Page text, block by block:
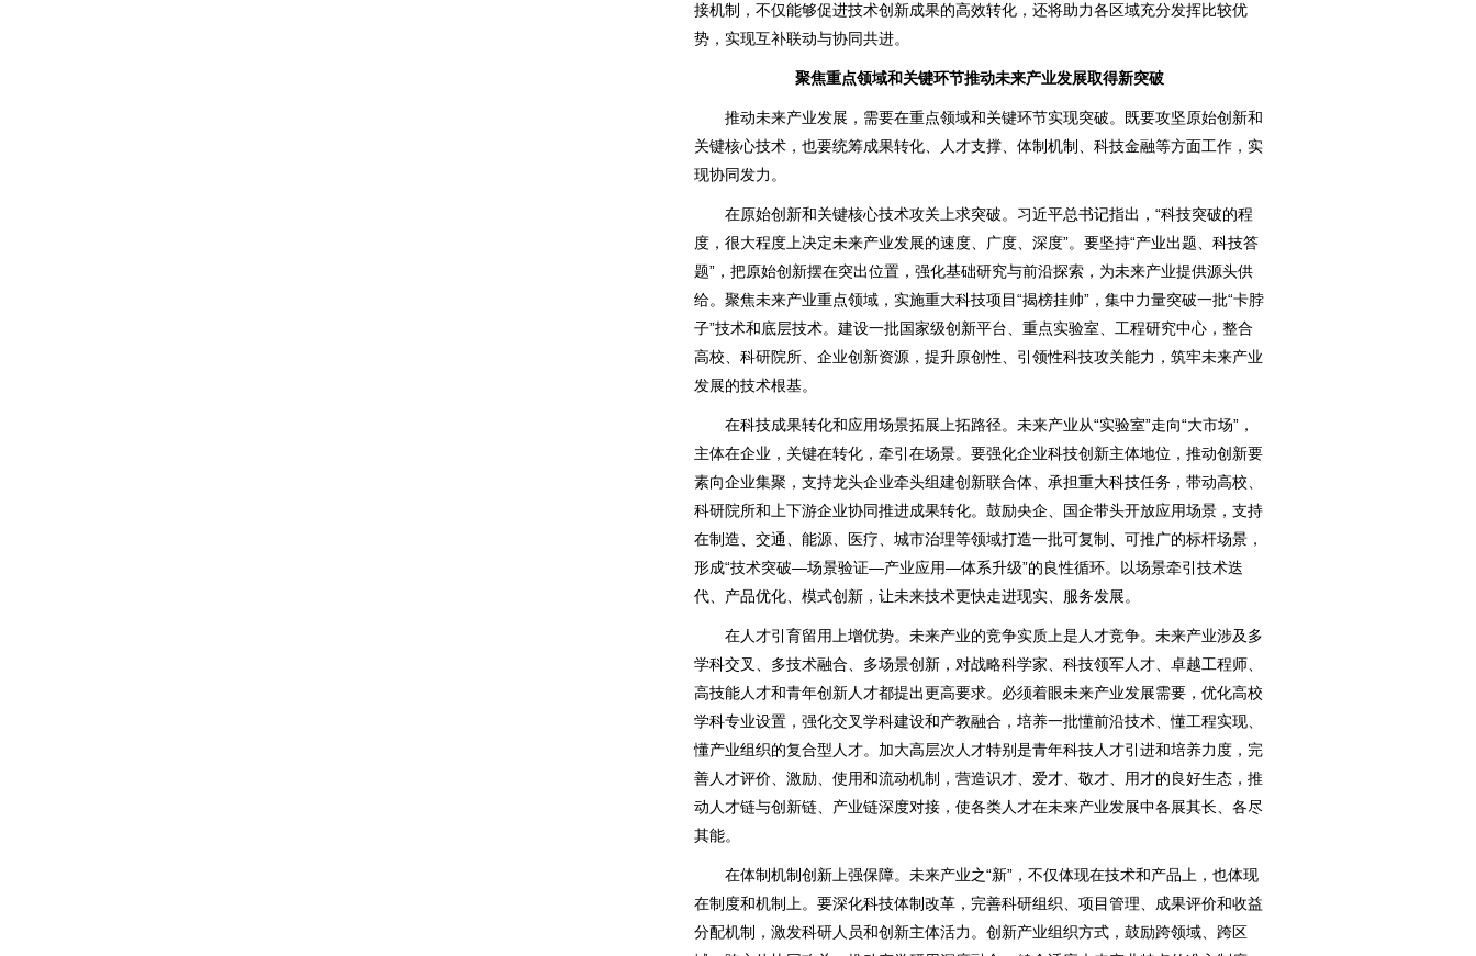
接机制，不仅能够促进技术创新成果的高效转化，还将助力各区域充分发挥比较优
势，实现互补联动与协同共进。
聚焦重点领域和关键环节推动未来产业发展取得新突破
推动未来产业发展，需要在重点领域和关键环节实现突破。既要攻坚原始创新和
关键核心技术，也要统筹成果转化、人才支撑、体制机制、科技金融等方面工作，实
现协同发力。
在原始创新和关键核心技术攻关上求突破。习近平总书记指出，“科技突破的程
度，很大程度上决定未来产业发展的速度、广度、深度”。要坚持“产业出题、科技答
题”，把原始创新摆在突出位置，强化基础研究与前沿探索，为未来产业提供源头供
给。聚焦未来产业重点领域，实施重大科技项目“揭榜挂帅”，集中力量突破一批“卡脖
子”技术和底层技术。建设一批国家级创新平台、重点实验室、工程研究中心，整合
高校、科研院所、企业创新资源，提升原创性、引领性科技攻关能力，筑牢未来产业
发展的技术根基。
在科技成果转化和应用场景拓展上拓路径。未来产业从“实验室”走向“大市场”，
主体在企业，关键在转化，牵引在场景。要强化企业科技创新主体地位，推动创新要
素向企业集聚，支持龙头企业牵头组建创新联合体、承担重大科技任务，带动高校、
科研院所和上下游企业协同推进成果转化。鼓励央企、国企带头开放应用场景，支持
在制造、交通、能源、医疗、城市治理等领域打造一批可复制、可推广的标杆场景，
形成“技术突破—场景验证—产业应用—体系升级”的良性循环。以场景牵引技术迭
代、产品优化、模式创新，让未来技术更快走进现实、服务发展。
在人才引育留用上增优势。未来产业的竞争实质上是人才竞争。未来产业涉及多
学科交叉、多技术融合、多场景创新，对战略科学家、科技领军人才、卓越工程师、
高技能人才和青年创新人才都提出更高要求。必须着眼未来产业发展需要，优化高校
学科专业设置，强化交叉学科建设和产教融合，培养一批懂前沿技术、懂工程实现、
懂产业组织的复合型人才。加大高层次人才特别是青年科技人才引进和培养力度，完
善人才评价、激励、使用和流动机制，营造识才、爱才、敬才、用才的良好生态，推
动人才链与创新链、产业链深度对接，使各类人才在未来产业发展中各展其长、各尽
其能。
在体制机制创新上强保障。未来产业之“新”，不仅体现在技术和产品上，也体现
在制度和机制上。要深化科技体制改革，完善科研组织、项目管理、成果评价和收益
分配机制，激发科研人员和创新主体活力。创新产业组织方式，鼓励跨领域、跨区